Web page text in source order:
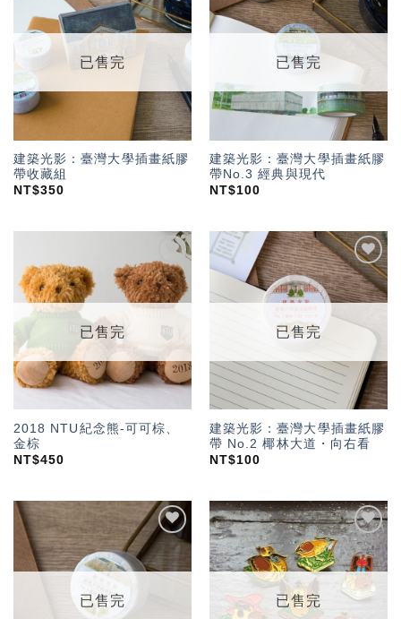
加入
「願
望輕
已售完
建築光影：臺灣大學插畫紙膠
帶收藏組
NT$350
加入
「願
望輕
已售完
建築光影：臺灣大學插畫紙膠
帶No.3 經典與現代
NT$100
加入
「願
望輕
已售完
2018 NTU紀念熊-可可棕、
金棕
NT$450
加入
「願
望輕
已售完
建築光影：臺灣大學插畫紙膠
帶 No.2 椰林大道・向右看
NT$100
加入
望輕
已售完
加入
「願
望輕
單」
已售完